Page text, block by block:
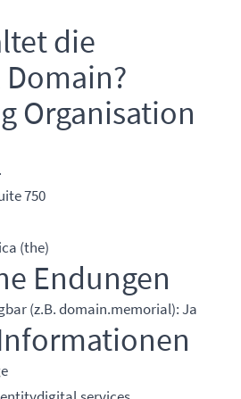
die
Organisation
750
(the)
Endungen
(z.B. domain.memorial): Ja